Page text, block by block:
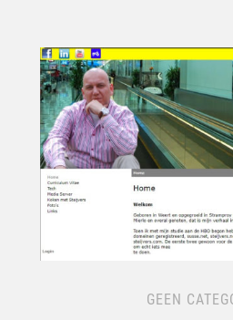
GEEN